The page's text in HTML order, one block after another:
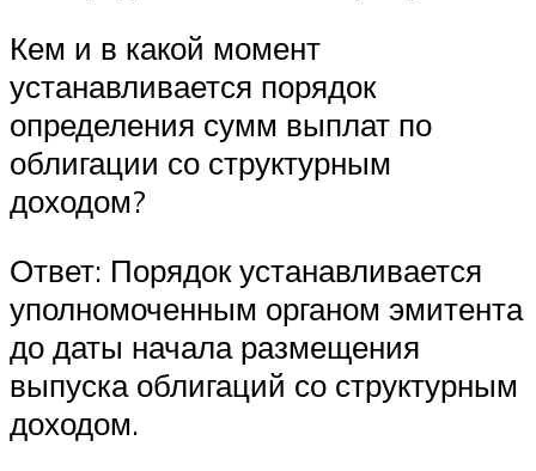
Кем и в какой момент
устанавливается порядок
определения сумм выплат по
облигации со структурным
доходом?
Ответ: Порядок устанавливается
уполномоченным органом эмитента
до даты начала размещения
выпуска облигаций со структурным
доходом.